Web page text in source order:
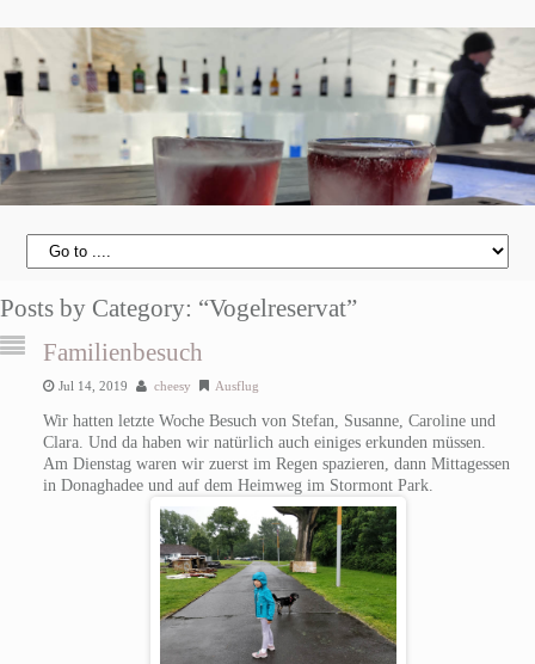
Posts by Category: “Vogelreservat”
Familienbesuch
Jul 14, 2019 cheesy Ausflug
Wir hatten letzte Woche Besuch von Stefan, Susanne, Caroline und
Clara. Und da haben wir natürlich auch einiges erkunden müssen.
Am Dienstag waren wir zuerst im Regen spazieren, dann Mittagessen
in Donaghadee und auf dem Heimweg im Stormont Park.